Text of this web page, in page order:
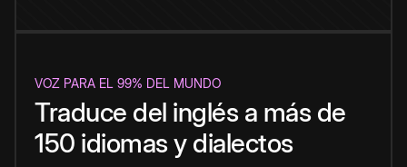
VOZ PARA EL 99% DEL MUNDO
Traduce del inglés a más de
150 idiomas y dialectos